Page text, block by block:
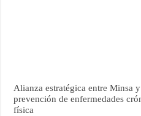
Alianza estratégica entre Minsa
prevención de enfermedades
física